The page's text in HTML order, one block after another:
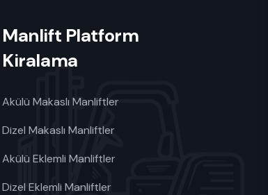
Manlift Platform
Kiralama
Akülü Makaslı Manliftler
Dizel Makaslı Manliftler
Akülü Eklemli Manliftler
Dizel Eklemli Manliftler